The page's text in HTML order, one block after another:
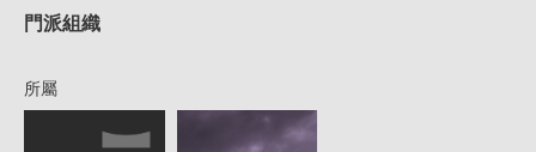
門派組織
所屬